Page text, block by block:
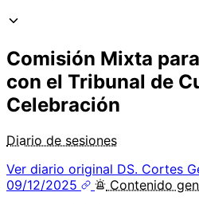
Comisión Mixta
con el Tribunal de
Celebración
Diario de sesiones
Ver diario original DS. Cortes
09/12/2025
Contenido